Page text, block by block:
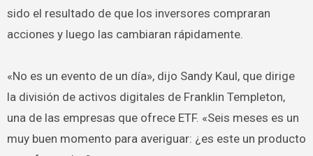
sido el resultado de que los inversores compraran
acciones y luego las cambiaran rápidamente.
«No es un evento de un día», dijo Sandy Kaul, que dirige
la división de activos digitales de Franklin Templeton,
una de las empresas que ofrece ETF. «Seis meses es un
muy buen momento para averiguar: ¿es este un producto